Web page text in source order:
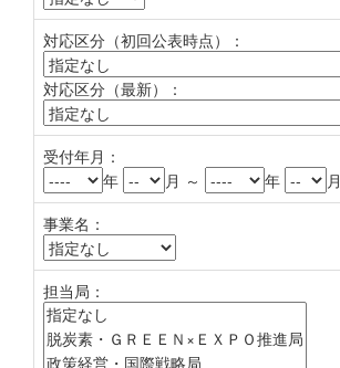
対応区分（初回公表時点）：
対応区分（最新）：
受付年月：
年
月 ～ 年
月
事業名：
担当局：